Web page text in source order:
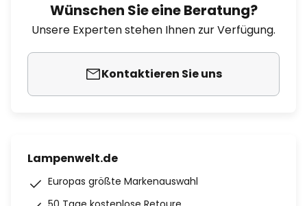
Wünschen Sie eine Beratung?
Unsere Experten stehen Ihnen zur Verfügung.
Kontaktieren Sie uns
Lampenwelt.de
Europas größte Markenauswahl